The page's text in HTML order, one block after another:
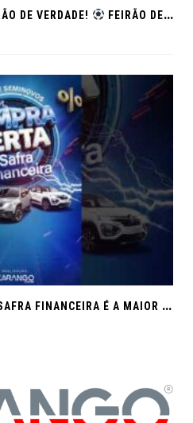
DE VERDADE! FEIRÃO DE SEMINOVOS EM ALTA – ARACAJU
O
FEIRÃO COMPRA CERTA SAFRA FINANCEIRA É A MAIOR REUNIÃO DE SEMINOVOS DE MACEIÓ EM 2026.